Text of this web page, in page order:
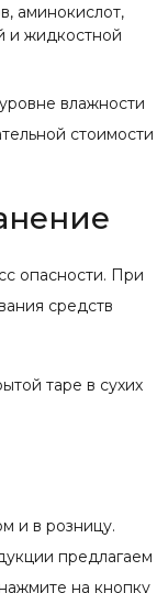
аминокислот,
и жидкостной
влажности
стоимости
опасности. При
средств
таре в сухих
и в розницу.
предлагаем
на кнопку